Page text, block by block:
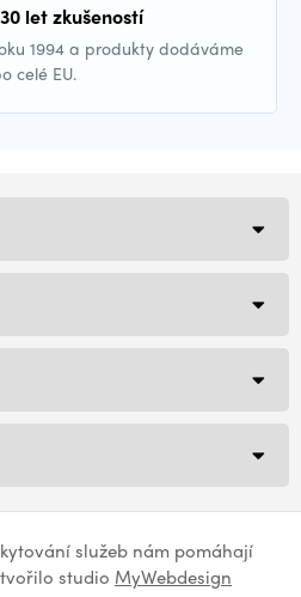
let zkušeností
1994 a produkty dodáváme
celé EU.
služeb nám pomáhají
studio MyWebdesign